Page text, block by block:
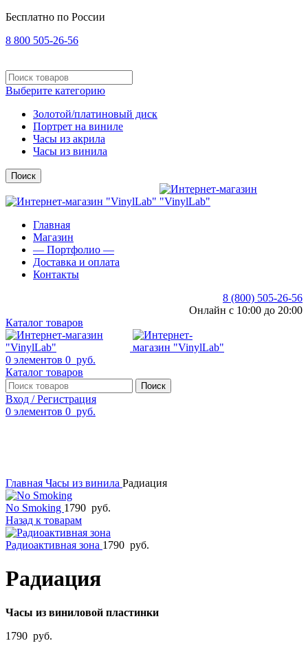
Бесплатно по России
8 800 505-26-56
Выберите категорию
Золотой/платиновый диск
Портрет на виниле
Часы из акрила
Часы из винила
Поиск
Главная
Магазин
— Портфолио —
Доставка и оплата
Контакты
8 (800) 505-26-56
Онлайн с 10:00 до 20:00
Каталог товаров
0 элементов 0 руб.
Каталог товаров
Поиск
Вход / Регистрация
0 элементов 0 руб.
Главная Часы из винила Радиация
No Smoking 1790 руб.
Назад к товарам
Радиоактивная зона 1790 руб.
Радиация
Часы из виниловой пластинки
1790 руб.